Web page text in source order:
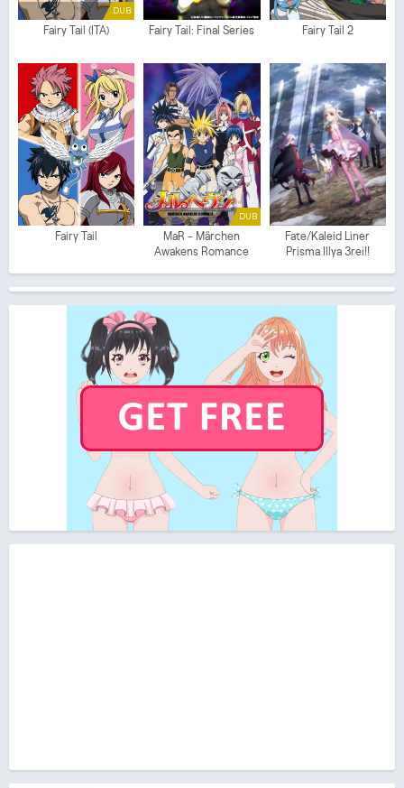
DUB
Fairy Tail (ITA) Fairy Tail: Final Series Fairy Tail 2
Fairy Tail
DUB
MaR - Märchen
Awakens Romance
Fate/Kaleid Liner
Prisma Illya 3rei!!